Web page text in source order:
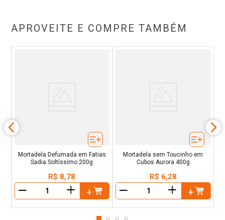
APROVEITE E COMPRE TAMBÉM
Mortadela Defumada em Fatias
Sadia Soltíssimo 200g
R$ 8,78
＋
Mortadela sem Toucinho em
Cubos Aurora 400g
R$ 6,28
＋